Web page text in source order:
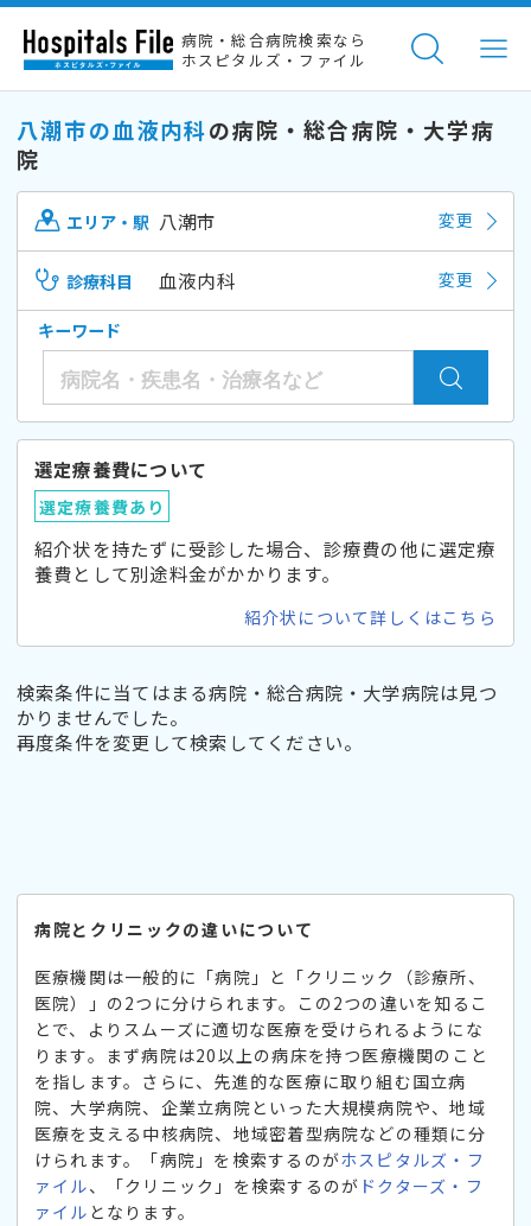
病院・総合病院検索なら
ホスピタルズ・ファイル
八潮市の血液内科の病院・総合病院・大学病
院
エリア・駅 八潮市 変更
診療科目 血液内科 変更
キーワード
選定療養費について
選定療養費あり
紹介状を持たずに受診した場合、診療費の他に選定療
養費として別途料金がかかります。
紹介状について詳しくはこちら
検索条件に当てはまる病院・総合病院・大学病院は見つ
かりませんでした。
再度条件を変更して検索してください。
病院とクリニックの違いについて
医療機関は一般的に「病院」と「クリニック（診療所、
医院）」の2つに分けられます。この2つの違いを知るこ
とで、よりスムーズに適切な医療を受けられるようにな
ります。まず病院は20以上の病床を持つ医療機関のこと
を指します。さらに、先進的な医療に取り組む国立病
院、大学病院、企業立病院といった大規模病院や、地域
医療を支える中核病院、地域密着型病院などの種類に分
けられます。「病院」を検索するのがホスピタルズ・フ
ァイル、「クリニック」を検索するのが ドクターズ・フ
ァイル となります。